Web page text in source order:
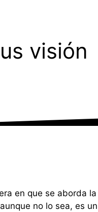
visión
en que se aborda la
no lo sea, es